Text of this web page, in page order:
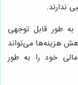
ندارند.
طور قابل توجهی
هزینه‌ها می‌تواند
خود را به طور